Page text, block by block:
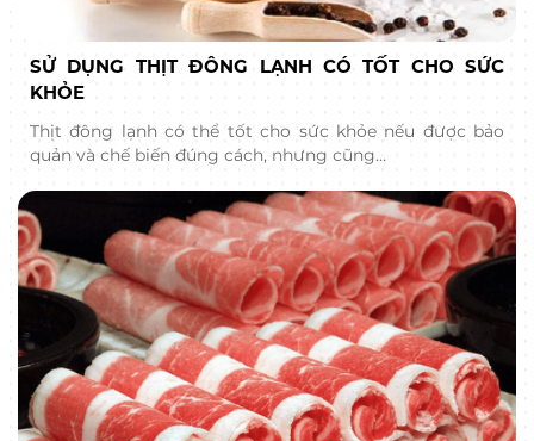
SỬ DỤNG THỊT ĐÔNG LẠNH CÓ TỐT CHO SỨC
KHỎE
Thịt đông lạnh có thể tốt cho sức khỏe nếu được bảo
quản và chế biến đúng cách, nhưng cũng…